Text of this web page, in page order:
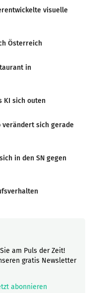
visuelle
Österreich
in
KI sich outen
verändert sich gerade
in den SN gegen
am Puls der Zeit!
gratis Newsletter
abonnieren